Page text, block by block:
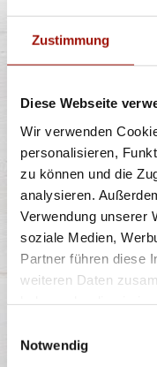
Zustimmung
Diese Webseite
Wir verwenden
personalisieren,
zu können und die
analysieren.
Verwendung unserer
soziale Medien,
Partner führen diese
weiteren Daten
Notwendig
Spaghetti oder